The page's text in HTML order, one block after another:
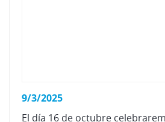
9/3/2025
El día 16 de octubre